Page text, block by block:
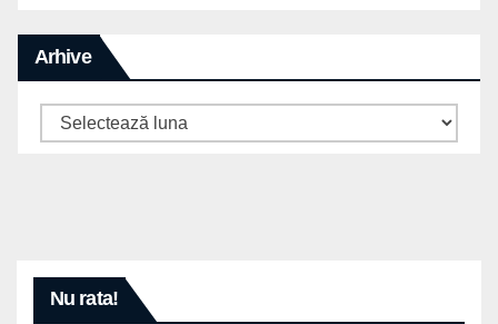
Arhive
Arhive
Nu rata!